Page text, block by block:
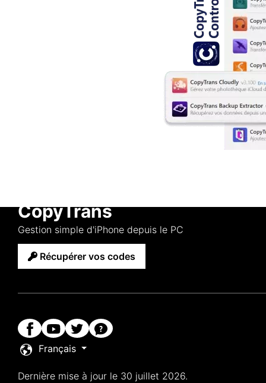
CopyTrans
Gestion simple d'iPhone depuis le PC
Récupérer vos codes
Français
Dernière mise à jour le 30 juillet 2026.